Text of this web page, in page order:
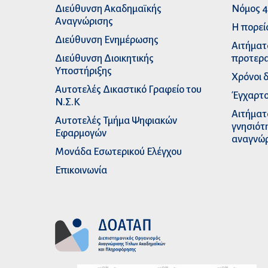
Διεύθυνση Ακαδημαϊκής
Αναγνώρισης
Διεύθυνση Ενημέρωσης
Διεύθυνση Διοικητικής
Υποστήριξης
Αυτοτελές Δικαστικό Γραφείο του
Ν.Σ.Κ
Αυτοτελές Τμήμα Ψηφιακών
Εφαρμογών
Μονάδα Εσωτερικού Ελέγχου
Επικοινωνία
Νόμος
Η
Χρόνοι